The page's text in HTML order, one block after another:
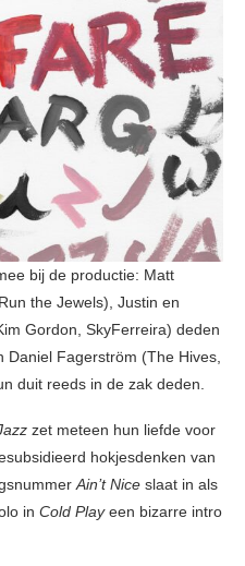
bij de productie: Matt
the Jewels), Justin en
Gordon, SkyFerreira) deden
Daniel Fagerström (The Hives,
duit reeds in de zak deden.
zet meteen hun liefde voor
hokjesdenken van
Ain’t Nice slaat in als
in Cold Playeen bizarre intro